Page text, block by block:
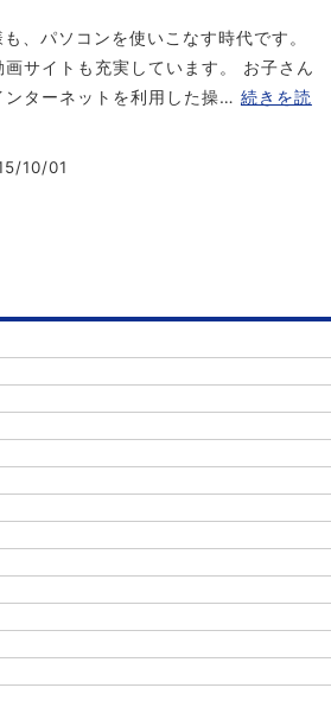
、パソコンを使いこなす時代です。
サイトも充実しています。 お子さん
ターネットを利用した操… 続きを読
10/01